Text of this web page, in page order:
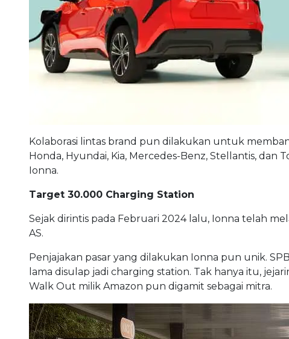
Kolaborasi lintas brand pun dilakukan untuk
Honda, Hyundai, Kia, Mercedes-Benz, Stellantis,
Ionna.
Target 30.000 Charging Station
Sejak dirintis pada Februari 2024 lalu, Ionna telah
AS.
Penjajakan pasar yang dilakukan Ionna pun unik.
lama disulap jadi charging station. Tak hanya itu,
Walk Out milik Amazon pun digamit sebagai mitra.